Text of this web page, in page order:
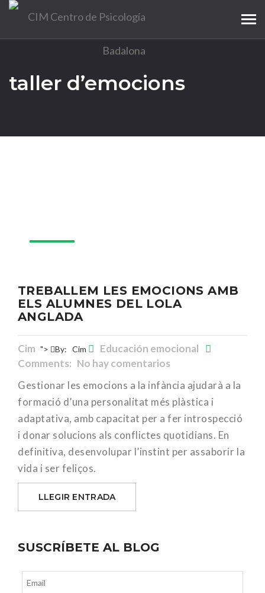
taller d’emocions
TREBALLEM LES EMOCIONS AMB
ELS ALUMNES DEL LOLA
ANGLADA
Cim "> By: Cim
Educación emocional
Comments: No hay comentarios
Gestionar les emocions a la infància ajudarà a la
formació d’una personalitat més plàstica i
adaptativa, amb capacitat per a fer introspecció
i donar solucions als conflictes quotidians. En
definitiva, desenvolupar l’instint per assaborir la
vida i ser feliços.
LLEGIR ENTRADA
SUSCRÍBETE AL BLOG